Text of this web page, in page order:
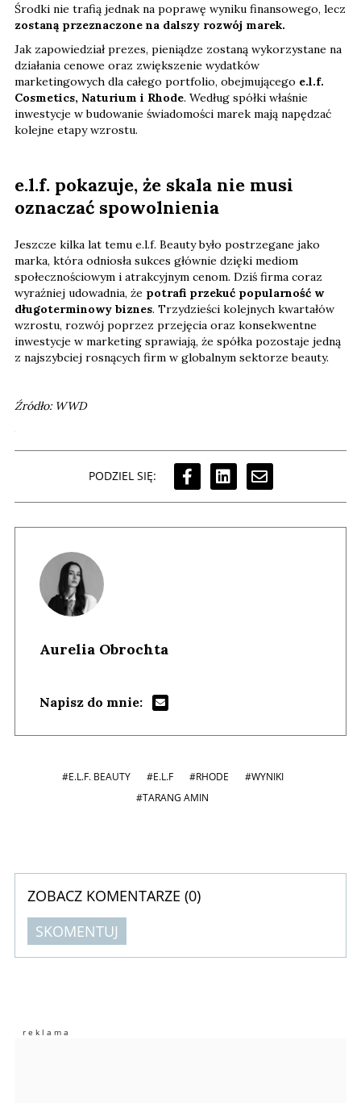
Środki nie trafią jednak na poprawę wyniku finansowego, lecz
zostaną przeznaczone na dalszy rozwój marek.
Jak zapowiedział prezes, pieniądze zostaną wykorzystane na
działania cenowe oraz zwiększenie wydatków
marketingowych dla całego portfolio, obejmującego e.l.f.
Cosmetics, Naturium i Rhode. Według spółki właśnie
inwestycje w budowanie świadomości marek mają napędzać
kolejne etapy wzrostu.
e.l.f. pokazuje, że skala nie musi
oznaczać spowolnienia
Jeszcze kilka lat temu e.l.f. Beauty było postrzegane jako
marka, która odniosła sukces głównie dzięki mediom
społecznościowym i atrakcyjnym cenom. Dziś firma coraz
wyraźniej udowadnia, że potrafi przekuć popularność w
długoterminowy biznes. Trzydzieści kolejnych kwartałów
wzrostu, rozwój poprzez przejęcia oraz konsekwentne
inwestycje w marketing sprawiają, że spółka pozostaje jedną
z najszybciej rosnących firm w globalnym sektorze beauty.
Źródło: WWD
PODZIEL SIĘ:
Aurelia Obrochta
Napisz do mnie:
#E.L.F. BEAUTY #E.L.F #RHODE
#WYNIKI
#TARANG AMIN
ZOBACZ KOMENTARZE (0)
SKOMENTUJ
Imię (Wymagane)